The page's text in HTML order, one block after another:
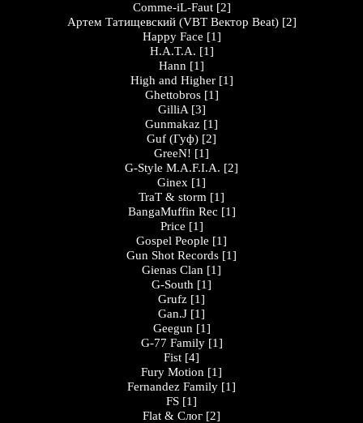
Comme-iL-Faut [2]
Артем Татищевский (VBT Вектор Beat) [2]
Happy Face [1]
H.A.T.A. [1]
Hann [1]
High and Higher [1]
Ghettobros [1]
GilliA [3]
Gunmakaz [1]
Guf (Гуф) [2]
GreeN! [1]
G-Style M.A.F.I.A. [2]
Ginex [1]
TraT & storm [1]
BangaMuffin Rec [1]
Price [1]
Gospel People [1]
Gun Shot Records [1]
Gienas Clan [1]
G-South [1]
Grufz [1]
Gan.J [1]
Geegun [1]
G-77 Family [1]
Fist [4]
Fury Motion [1]
Fernandez Family [1]
FS [1]
Flat & Слог [2]